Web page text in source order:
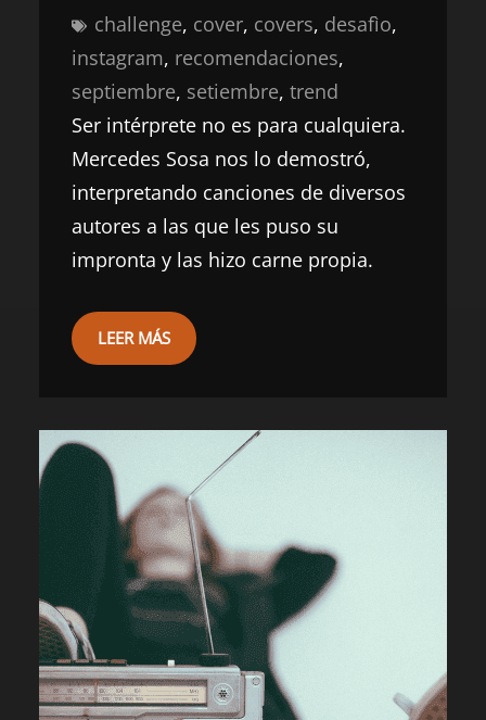
challenge, cover, covers, desafìo
instagram, recomendaciones
septiembre, setiembre, trend
Ser intérprete no es para cualquiera.
Mercedes Sosa nos lo demostró,
interpretando canciones de diversos
autores a las que les puso su
impronta y las hizo carne propia.
LEER MÁS